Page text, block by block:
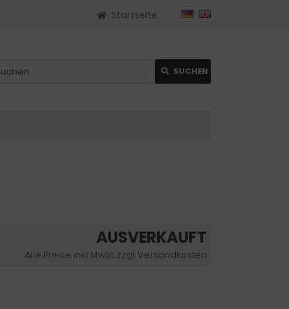
Startseite
SUCHEN
AUSVERKAUFT
Alle Preise inkl. MwSt. zzgl. Versandkosten